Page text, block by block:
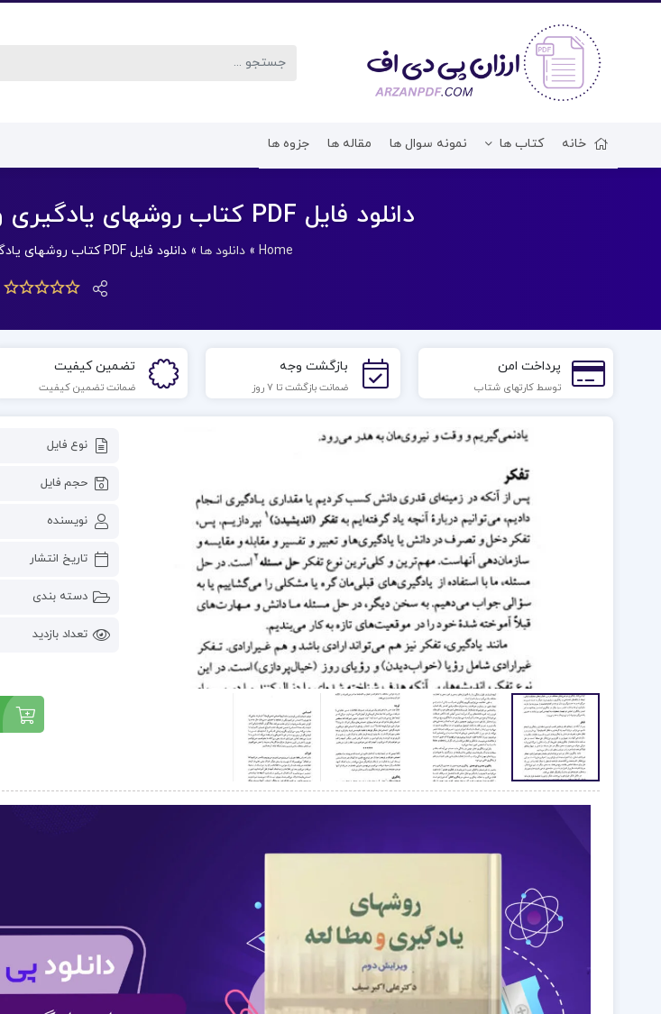
خانه کتاب ها نمونه سوال ها مقاله ها جزوه ها
دانلود فایل PDF کتاب روشهای یادگیری و مطالعه دکتر علی اکبر سیف
Home
» دانلود ها » دانلود فایل PDF کتاب روشهای یادگیری و مطالعه دکتر علی اکبر سیف
پرداخت امن
توسط کارتهای شتاب
بازگشت وجه
ضمانت بازگشت تا 7 روز
تضمین کیفیت
ضمانت تضمین کیفیت
نوع فایل
حجم فایل
نویسنده
تاریخ انتشار
دسته بندی
تعداد بازدید